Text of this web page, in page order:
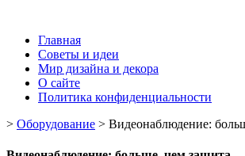
Главная
Советы и идеи
Мир дизайна и декора
О сайте
Политика конфиденциальности
> Оборудование > Видеонаблюдение: